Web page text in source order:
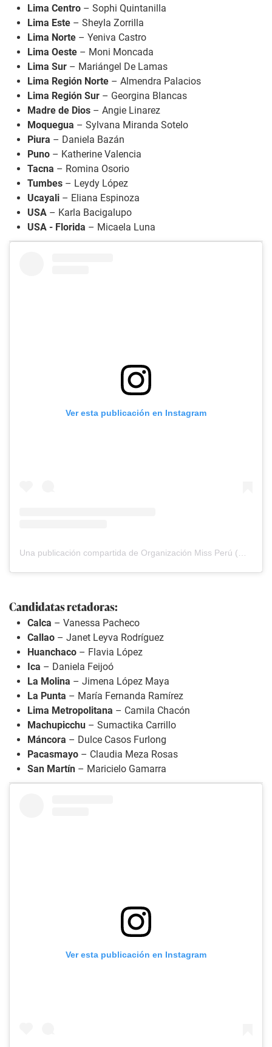
Lima Centro – Sophi Quintanilla
Lima Este – Sheyla Zorrilla
Lima Norte – Yeniva Castro
Lima Oeste – Moni Moncada
Lima Sur – Mariángel De Lamas
Lima Región Norte – Almendra Palacios
Lima Región Sur – Georgina Blancas
Madre de Dios – Angie Linarez
Moquegua – Sylvana Miranda Sotelo
Piura – Daniela Bazán
Puno – Katherine Valencia
Tacna – Romina Osorio
Tumbes – Leydy López
Ucayali – Eliana Espinoza
USA – Karla Bacigalupo
USA - Florida – Micaela Luna
Ver esta publicación en Instagram
Candidatas retadoras:
Calca – Vanessa Pacheco
Callao – Janet Leyva Rodríguez
Huanchaco – Flavia López
Ica – Daniela Feijoó
La Molina – Jimena López Maya
La Punta – María Fernanda Ramírez
Lima Metropolitana – Camila Chacón
Machupicchu – Sumactika Carrillo
Máncora – Dulce Casos Furlong
Pacasmayo – Claudia Meza Rosas
San Martín – Maricielo Gamarra
Ver esta publicación en Instagram